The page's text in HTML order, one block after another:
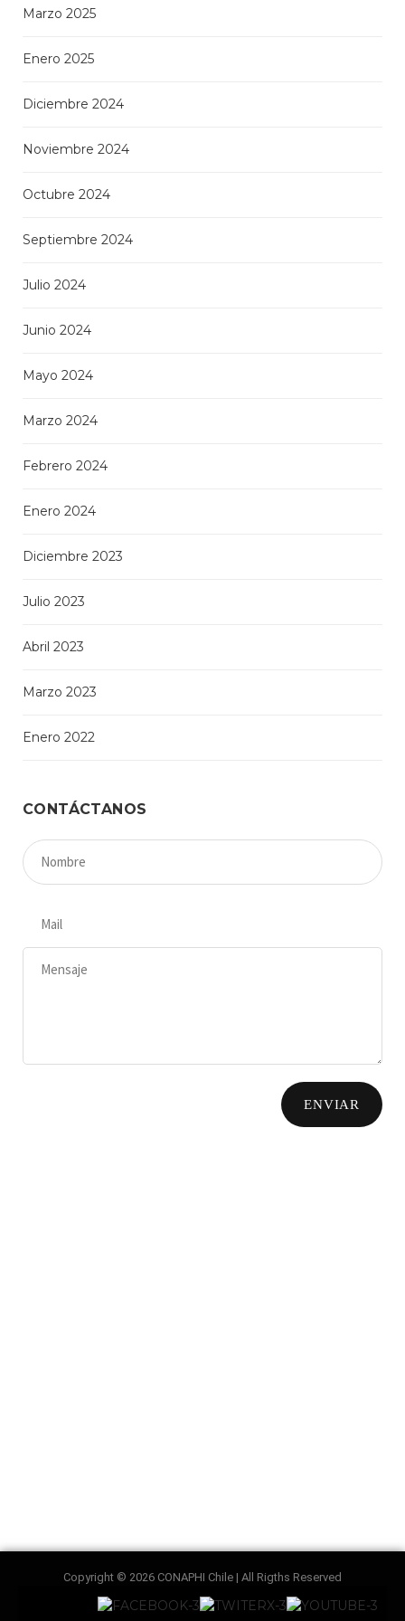
Marzo 2025
Enero 2025
Diciembre 2024
Noviembre 2024
Octubre 2024
Septiembre 2024
Julio 2024
Junio 2024
Mayo 2024
Marzo 2024
Febrero 2024
Enero 2024
Diciembre 2023
Julio 2023
Abril 2023
Marzo 2023
Enero 2022
CONTÁCTANOS
Copyright © 2026 CONAPHI Chile | All Rigths Reserved